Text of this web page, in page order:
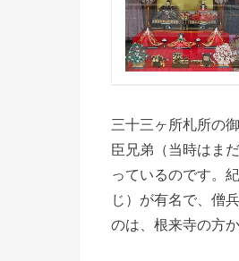
三十三ヶ所札所の
臣兄弟（当時はま
っているのです。
じ）が有名で、僧
のは、根来寺の方か